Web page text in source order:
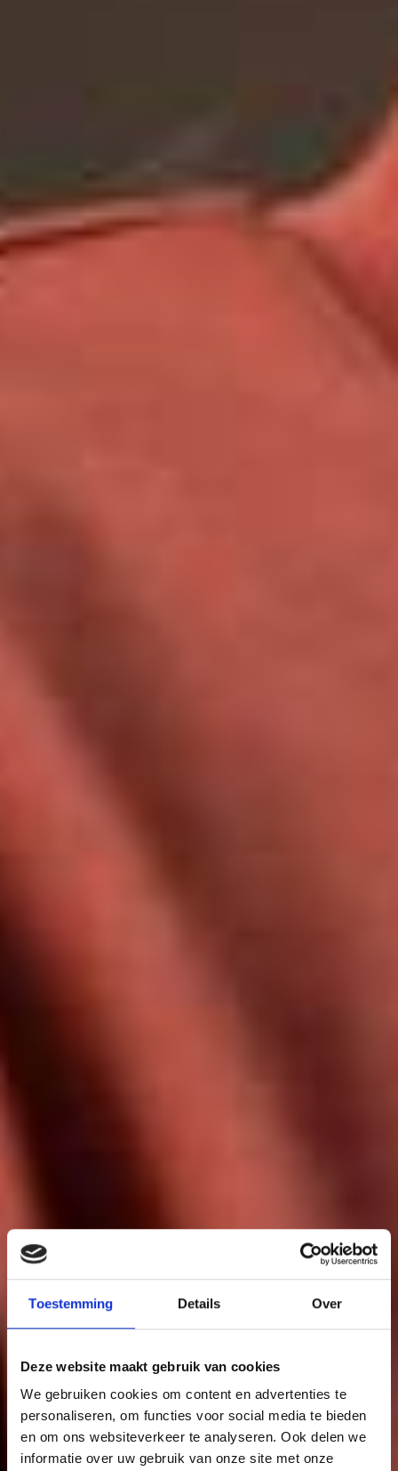
Toestemming Details Over
Deze website maakt gebruik van cookies
We gebruiken cookies om content en advertenties te
personaliseren, om functies voor social media te bieden
en om ons websiteverkeer te analyseren. Ook delen we
informatie over uw gebruik van onze site met onze
INFORMATIE EN HULP
VOOR JONGEREN